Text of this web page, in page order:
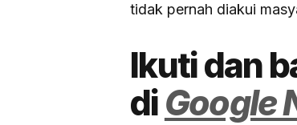
tidak pernah diakui
Ikuti dan
diGoogle